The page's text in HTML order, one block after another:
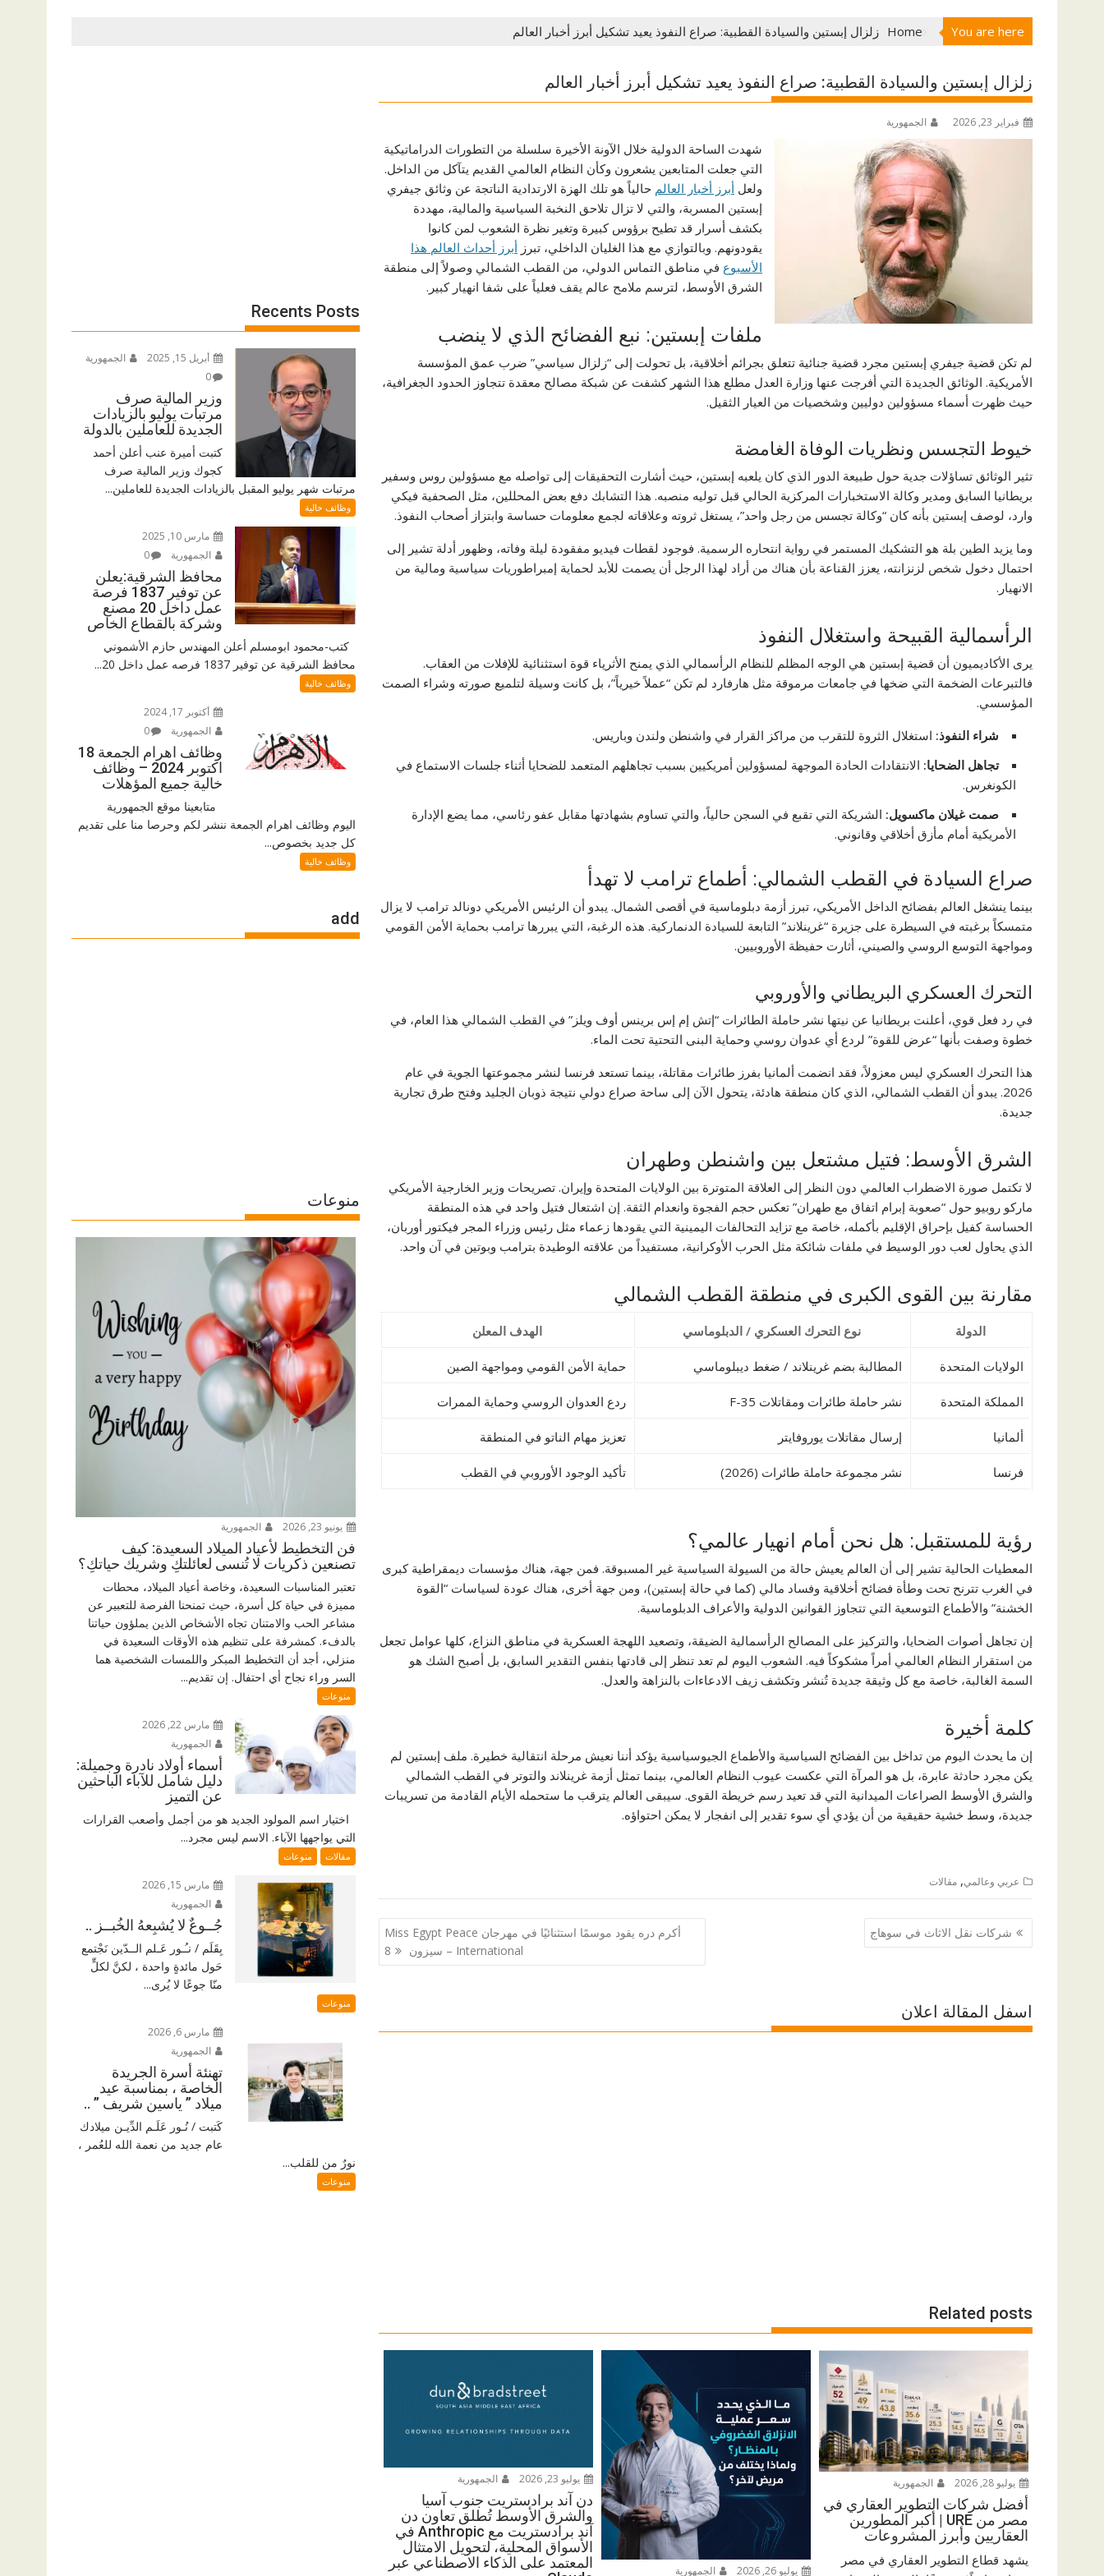
You are here
Home زلزال إبستين والسيادة القطبية: صراع النفوذ يعيد تشكيل أبرز أخبار العالم
زلزال إبستين والسيادة القطبية: صراع النفوذ يعيد تشكيل أبرز أخبار العالم
فبراير 23, 2026 الجمهورية
شهدت الساحة الدولية خلال الآونة الأخيرة سلسلة من التطورات الدراماتيكية
التي جعلت المتابعين يشعرون وكأن النظام العالمي القديم يتآكل من الداخل.
ولعل أبرز أخبار العالم حالياً هو تلك الهزة الارتدادية الناتجة عن وثائق جيفري
إبستين المسربة، والتي لا تزال تلاحق النخبة السياسية والمالية، مهددة
بكشف أسرار قد تطيح برؤوس كبيرة وتغير نظرة الشعوب لمن كانوا
يقودونهم. وبالتوازي مع هذا الغليان الداخلي، تبرز أبرز أحداث العالم هذا
الأسبوع في مناطق التماس الدولي، من القطب الشمالي وصولاً إلى منطقة
الشرق الأوسط، لترسم ملامح عالم يقف فعلياً على شفا انهيار كبير.
ملفات إبستين: نبع الفضائح الذي لا ينضب
لم تكن قضية جيفري إبستين مجرد قضية جنائية تتعلق بجرائم أخلاقية، بل تحولت إلى “زلزال سياسي” ضرب عمق المؤسسة
الأمريكية. الوثائق الجديدة التي أفرجت عنها وزارة العدل مطلع هذا الشهر كشفت عن شبكة مصالح معقدة تتجاوز الحدود الجغرافية،
حيث ظهرت أسماء مسؤولين دوليين وشخصيات من العيار الثقيل.
خيوط التجسس ونظريات الوفاة الغامضة
تثير الوثائق تساؤلات جدية حول طبيعة الدور الذي كان يلعبه إبستين، حيث أشارت التحقيقات إلى تواصله مع مسؤولين روس وسفير
بريطانيا السابق ومدير وكالة الاستخبارات المركزية الحالي قبل توليه منصبه. هذا التشابك دفع بعض المحللين، مثل الصحفية فيكي
وارد، لوصف إبستين بأنه كان “وكالة تجسس من رجل واحد”، يستغل ثروته وعلاقاته لجمع معلومات حساسة وابتزاز أصحاب النفوذ.
وما يزيد الطين بلة هو التشكيك المستمر في رواية انتحاره الرسمية. فوجود لقطات فيديو مفقودة ليلة وفاته، وظهور أدلة تشير إلى
احتمال دخول شخص لزنزانته، يعزز القناعة بأن هناك من أراد لهذا الرجل أن يصمت للأبد لحماية إمبراطوريات سياسية ومالية من
الانهيار.
الرأسمالية القبيحة واستغلال النفوذ
يرى الأكاديميون أن قضية إبستين هي الوجه المظلم للنظام الرأسمالي الذي يمنح الأثرياء قوة استثنائية للإفلات من العقاب.
فالتبرعات الضخمة التي ضخها في جامعات مرموقة مثل هارفارد لم تكن “عملاً خيرياً”، بل كانت وسيلة لتلميع صورته وشراء الصمت
المؤسسي.
شراء النفوذ: استغلال الثروة للتقرب من مراكز القرار في واشنطن ولندن وباريس.
تجاهل الضحايا: الانتقادات الحادة الموجهة لمسؤولين أمريكيين بسبب تجاهلهم المتعمد للضحايا أثناء جلسات الاستماع في
الكونغرس.
صمت غيلان ماكسويل: الشريكة التي تقبع في السجن حالياً، والتي تساوم بشهادتها مقابل عفو رئاسي، مما يضع الإدارة
الأمريكية أمام مأزق أخلاقي وقانوني.
صراع السيادة في القطب الشمالي: أطماع ترامب لا تهدأ
بينما ينشغل العالم بفضائح الداخل الأمريكي، تبرز أزمة دبلوماسية في أقصى الشمال. يبدو أن الرئيس الأمريكي دونالد ترامب لا يزال
متمسكاً برغبته في السيطرة على جزيرة “غرينلاند” التابعة للسيادة الدنماركية. هذه الرغبة، التي يبررها ترامب بحماية الأمن القومي
ومواجهة التوسع الروسي والصيني، أثارت حفيظة الأوروبيين.
التحرك العسكري البريطاني والأوروبي
في رد فعل قوي، أعلنت بريطانيا عن نيتها نشر حاملة الطائرات “إتش إم إس برينس أوف ويلز” في القطب الشمالي هذا العام، في
خطوة وصفت بأنها “عرض للقوة” لردع أي عدوان روسي وحماية البنى التحتية تحت الماء.
هذا التحرك العسكري ليس معزولاً، فقد انضمت ألمانيا بفرز طائرات مقاتلة، بينما تستعد فرنسا لنشر مجموعتها الجوية في عام
2026. يبدو أن القطب الشمالي، الذي كان منطقة هادئة، يتحول الآن إلى ساحة صراع دولي نتيجة ذوبان الجليد وفتح طرق تجارية
جديدة.
الشرق الأوسط: فتيل مشتعل بين واشنطن وطهران
لا تكتمل صورة الاضطراب العالمي دون النظر إلى العلاقة المتوترة بين الولايات المتحدة وإيران. تصريحات وزير الخارجية الأمريكي
ماركو روبيو حول “صعوبة إبرام اتفاق مع طهران” تعكس حجم الفجوة وانعدام الثقة. إن اشتعال فتيل واحد في هذه المنطقة
الحساسة كفيل بإحراق الإقليم بأكمله، خاصة مع تزايد التحالفات اليمينية التي يقودها زعماء مثل رئيس وزراء المجر فيكتور أوربان،
الذي يحاول لعب دور الوسيط في ملفات شائكة مثل الحرب الأوكرانية، مستفيداً من علاقته الوطيدة بترامب وبوتين في آن واحد.
مقارنة بين القوى الكبرى في منطقة القطب الشمالي
الدولة نوع التحرك العسكري / الدبلوماسي الهدف المعلن
الولايات المتحدة المطالبة بضم غرينلاند / ضغط ديبلوماسي حماية الأمن القومي ومواجهة الصين
المملكة المتحدة نشر حاملة طائرات ومقاتلات F-35 ردع العدوان الروسي وحماية الممرات
ألمانيا إرسال مقاتلات يوروفايتر تعزيز مهام الناتو في المنطقة
فرنسا نشر مجموعة حاملة طائرات (2026) تأكيد الوجود الأوروبي في القطب
رؤية للمستقبل: هل نحن أمام انهيار عالمي؟
المعطيات الحالية تشير إلى أن العالم يعيش حالة من السيولة السياسية غير المسبوقة. فمن جهة، هناك مؤسسات ديمقراطية كبرى
في الغرب تترنح تحت وطأة فضائح أخلاقية وفساد مالي (كما في حالة إبستين)، ومن جهة أخرى، هناك عودة لسياسات “القوة
الخشنة” والأطماع التوسعية التي تتجاوز القوانين الدولية والأعراف الدبلوماسية.
إن تجاهل أصوات الضحايا، والتركيز على المصالح الرأسمالية الضيقة، وتصعيد اللهجة العسكرية في مناطق النزاع، كلها عوامل تجعل
من استقرار النظام العالمي أمراً مشكوكاً فيه. الشعوب اليوم لم تعد تنظر إلى قادتها بنفس التقدير السابق، بل أصبح الشك هو
السمة الغالبة، خاصة مع كل وثيقة جديدة تُنشر وتكشف زيف الادعاءات بالنزاهة والعدل.
كلمة أخيرة
إن ما يحدث اليوم من تداخل بين الفضائح السياسية والأطماع الجيوسياسية يؤكد أننا نعيش مرحلة انتقالية خطيرة. ملف إبستين لم
يكن مجرد حادثة عابرة، بل هو المرآة التي عكست عيوب النظام العالمي، بينما تمثل أزمة غرينلاند والتوتر في القطب الشمالي
والشرق الأوسط الصراعات الميدانية التي قد تعيد رسم خريطة القوى. سيبقى العالم يترقب ما ستحمله الأيام القادمة من تسريبات
جديدة، وسط خشية حقيقية من أن يؤدي أي سوء تقدير إلى انفجار لا يمكن احتواؤه.
عربي وعالمي, مقالات
تصفّح
المقالات
شركات نقل الاثاث في سوهاج
أكرم دره يقود موسمًا استثنائيًا في مهرجان Miss Egypt Peace
International – سيزون 8
اسفل المقالة اعلان
Related posts
يوليو 28, 2026 الجمهورية
أفضل شركات التطوير العقاري في
مصر من URE | أكبر المطورين
العقاريين وأبرز المشروعات
يشهد قطاع التطوير العقاري في مصر
يوليو 26, 2026 الجمهورية
يوليو 23, 2026 الجمهورية
دن آند برادستريت جنوب آسيا
والشرق الأوسط تُطلق تعاون دن
آند برادستريت مع Anthropic في
الأسواق المحلية، لتحويل الامتثال
المعتمد على الذكاء الاصطناعي عبر
Recents Posts
أبريل 15, 2025
الجمهورية
0
وزير المالية صرف
مرتبات يوليو بالزيادات
الجديدة للعاملين بالدولة
كتبت أميرة عنب أعلن أحمد
كجوك وزير المالية صرف
مرتبات شهر يوليو المقبل بالزيادات الجديدة للعاملين...
وظائف خالية
مارس 10, 2025
الجمهورية
0
محافظ الشرقية:يعلن
عن توفير 1837 فرصة
عمل داخل 20 مصنع
وشركة بالقطاع الخاص
كتب-محمود ابومسلم أعلن المهندس حازم الأشموني
محافظ الشرقية عن توفير 1837 فرصه عمل داخل 20...
وظائف خالية
أكتوبر 17, 2024
الجمهورية
0
وظائف اهرام الجمعة 18
اكتوبر 2024 – وظائف
خالية جميع المؤهلات
متابعينا موقع الجمهورية
اليوم وظائف اهرام الجمعة ننشر لكم وحرصا منا على تقديم
كل جديد بخصوص...
وظائف خالية
add
منوعات
يونيو 23, 2026 الجمهورية
فن التخطيط لأعياد الميلاد السعيدة: كيف
تصنعين ذكريات لا تُنسى لعائلتكِ وشريك حياتكِ؟
تعتبر المناسبات السعيدة، وخاصة أعياد الميلاد، محطات
مميزة في حياة كل أسرة، حيث تمنحنا الفرصة للتعبير عن
مشاعر الحب والامتنان تجاه الأشخاص الذين يملؤون حياتنا
بالدفء. كمشرفة على تنظيم هذه الأوقات السعيدة في
منزلي، أجد أن التخطيط المبكر واللمسات الشخصية هما
السر وراء نجاح أي احتفال. إن تقديم...
منوعات
مارس 22, 2026
الجمهورية
أسماء أولاد نادرة وجميلة:
دليل شامل للآباء الباحثين
عن التميز
اختيار اسم المولود الجديد هو من أجمل وأصعب القرارات
التي يواجهها الآباء. الاسم ليس مجرد...
مقالات منوعات
مارس 15, 2026
الجمهورية
جُــوعٌ لا يُشبِعهُ الخُبــز ..
بِقَلَم / نـُـور عَـلم الــدّين نَجْتمع
حَول مائدةٍ واحدة ، لكنَّ لكلٍّ
منّا جوعًا لا يُرى...
منوعات
مارس 6, 2026
الجمهورية
تهنئة أسرة الجريدة
الخاصة ، بمناسبة عيد
ميلاد ” ياسين شريف ” ..
كَتبت / نُـور عَلَـم الدِّيـن ميلادك
عام جديد من نعمة الله للعُمر ،
نورٌ من للقلب...
منوعات